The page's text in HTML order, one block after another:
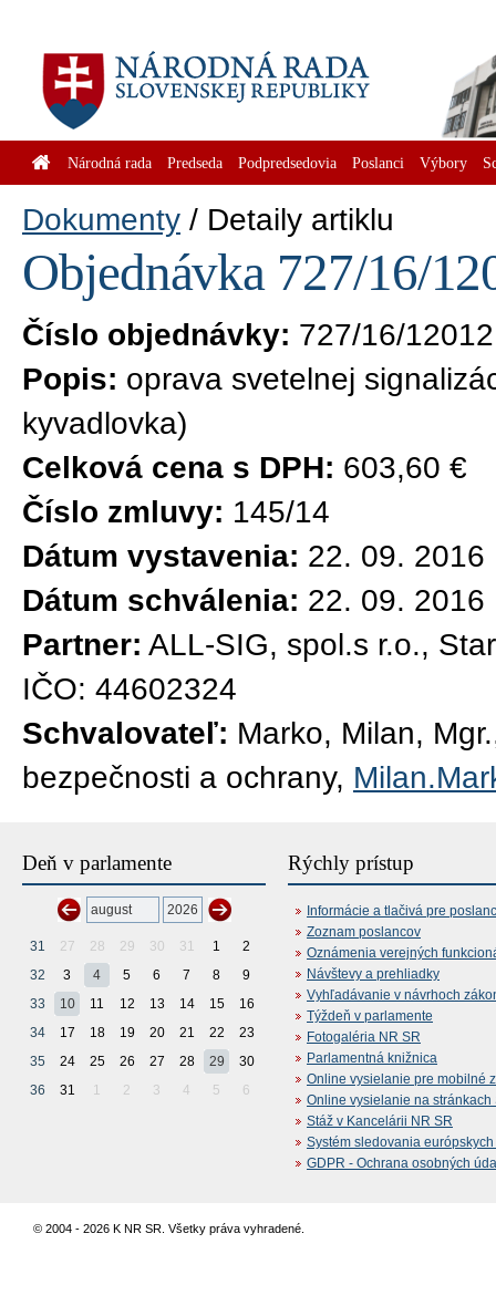
Národná rada Predseda Podpredsedovia Poslanci Výbory
Dokumenty Detaily artiklu
Objednávka 727/16/
Číslo objednávky: 727/16/12012
Popis: oprava svetelnej
kyvadlovka)
Celková cena s DPH: 603,60 €
Číslo zmluvy: 145/14
Dátum vystavenia: 22. 09. 2016
Dátum schválenia: 22. 09. 2016
Partner: ALL-SIG, spol.s r.o.,
IČO: 44602324
Schvalovateľ: Marko, Milan,
bezpečnosti a ochrany,
Deň v parlamente
31 27 28 29 30 31 1
2
32
3 4 5 6 7 8
9
33
10 11 12 13 14 15
16
34
17 18 19 20 21 22
23
35
24 25 26 27 28 29
30
36
31 1 2 3 4 5 6
Rýchly prístup
Informácie a tlačivá pre
Zoznam poslancov
Oznámenia verejných
Návštevy a prehliadky
Vyhľadávanie v návrhoch
Týždeň v parlamente
Fotogaléria NR SR
Parlamentná knižnica
Online vysielanie pre mobilné
Online vysielanie na stránkach
Stáž v Kancelárii NR SR
Systém sledovania
GDPR - Ochrana osobných
© 2004 - 2026 K NR SR. Všetky práva vyhradené.